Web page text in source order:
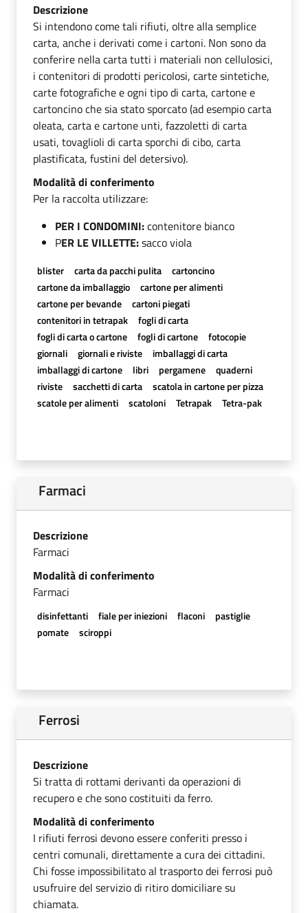
Descrizione
Si intendono come tali rifiuti, oltre alla semplice
carta, anche i derivati come i cartoni. Non sono da
conferire nella carta tutti i materiali non cellulosici,
i contenitori di prodotti pericolosi, carte sintetiche,
carte fotografiche e ogni tipo di carta, cartone e
cartoncino che sia stato sporcato (ad esempio carta
oleata, carta e cartone unti, fazzoletti di carta
usati, tovaglioli di carta sporchi di cibo, carta
plastificata, fustini del detersivo).
Modalità di conferimento
Per la raccolta utilizzare:
PER I CONDOMINI:contenitore bianco
PER LE VILLETTE:sacco viola
blister carta da pacchi pulita
cartoncino
cartone da imballaggio
cartone per alimenti
cartone per bevande
cartoni piegati
contenitori in tetrapak
fogli di carta
fogli di carta o cartone
fogli di cartone
fotocopie
giornali
giornali e riviste
imballaggi di carta
imballaggi di cartone
libri pergamene
quaderni
riviste
sacchetti di carta
scatola in cartone per pizza
scatole per alimenti
scatoloni Tetrapak Tetra-pak
Farmaci
Descrizione
Farmaci
Modalità di conferimento
Farmaci
disinfettanti fiale per iniezioni flaconi
pastiglie
pomate
sciroppi
Ferrosi
Descrizione
Si tratta di rottami derivanti da operazioni di
recupero e che sono costituiti da ferro.
Modalità di conferimento
I rifiuti ferrosi devono essere conferiti presso i
centri comunali, direttamente a cura dei cittadini.
Chi fosse impossibilitato al trasporto dei ferrosi può
usufruire del servizio di ritiro domiciliare su
chiamata.